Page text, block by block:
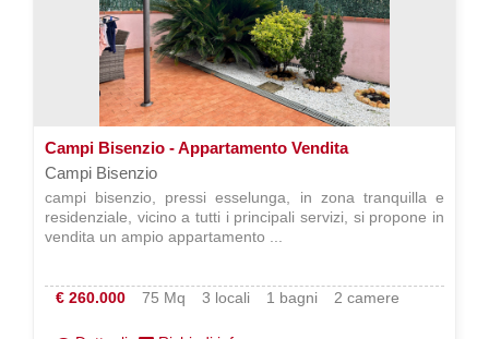
Campi Bisenzio - Appartamento Vendita
Campi Bisenzio
campi bisenzio, pressi esselunga, in zona tranquilla e
residenziale, vicino a tutti i principali servizi, si propone in
vendita un ampio appartamento ...
€ 260.000 75 Mq 3 locali 1 bagni 2 camere